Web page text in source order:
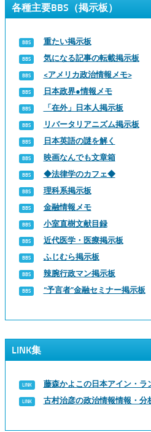
各種主要BBS（掲示板）
重たい掲示板
気になる記事の転載掲示板
<アメリカ政治情報メモ>
日本政界●情報メモ
「在外」日本人掲示板
リバータリアニズム掲示板
日本英語の謎を解く
映画なんでも文章箱
◆法律学のカフェ◆
理科系掲示板
金融情報メモ
小室直樹文献目録
近代医学・医療掲示板
ふじむら掲示板
辣腕行政マン掲示板
“予言者”金融セミナー掲示板
LINK集
藤森かよこの日本アイン・ラ
古村治彦の政治情報情報・分